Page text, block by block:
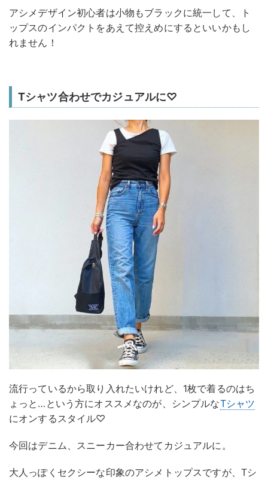
アシメデザイン初心者は小物もブラックに統一して、ト
ップスのインパクトをあえて控えめにするといいかもし
れません！
Tシャツ合わせでカジュアルに♡
流行っているから取り入れたいけれど、1枚で着るのはち
ょっと…という方にオススメなのが、シンプルなTシャツ
にオンするスタイル♡
今回はデニム、スニーカー合わせてカジュアルに。
大人っぽくセクシーな印象のアシメトップスですが、Tシ